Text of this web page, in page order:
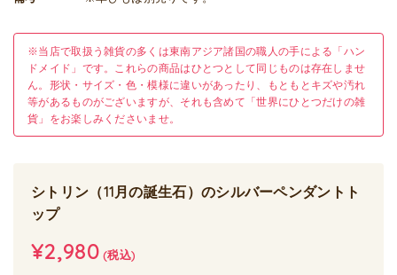
※当店で取扱う雑貨の多くは東南アジア諸国の職人の手による「ハン
ドメイド」です。これらの商品はひとつとして同じものは存在しませ
ん。形状・サイズ・色・模様に違いがあったり、もともとキズや汚れ
等があるものがございますが、それも含めて「世界にひとつだけの雑
貨」をお楽しみくださいませ。
シトリン（11月の誕生石）のシルバーペンダントト
ップ
¥2,980(税込)